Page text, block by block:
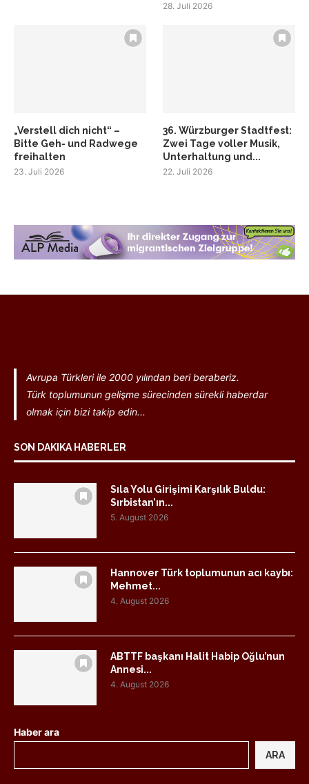
28. Juli 2026
„Verstell dich nicht“ –
Bitte Geh- und Radwege
freihalten
23. Juli 2026
36. Würzburger Stadtfest:
Zwei Tage voller Musik,
Unterhaltung und...
22. Juli 2026
Avrupa Türkleri ile 2000 yılından beri beraberiz.
Türk toplumunun gelişme sürecinden sürekli haberdar
olmak için bizi takip edin...
SON DAKIKA HABERLER
Sıla Yolu Girişimi Karşılık Buldu:
Sırbistan’ın...
5. August 2026
Hannover Türk toplumunun acı kaybı:
Mehmet...
4. August 2026
ABTTF başkanı Halit Habip Oğlu’nun
Annesi...
4. August 2026
Haber ara
ARA